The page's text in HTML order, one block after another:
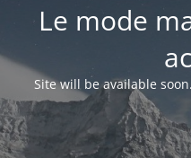
Le mode
Site will be available